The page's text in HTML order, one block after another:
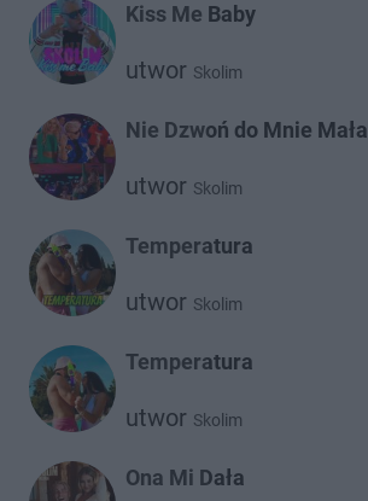
Kiss Me Baby
utwor Skolim
Nie Dzwoń do Mnie Mała
utwor Skolim
Temperatura
utwor Skolim
Temperatura
utwor Skolim
Ona Mi Dała